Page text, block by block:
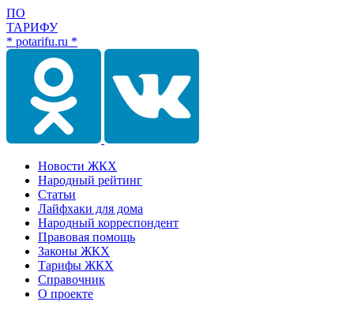
ПО
ТАРИФУ
* potarifu.ru *
Новости ЖКХ
Народный рейтинг
Статьи
Лайфхаки для дома
Народный корреспондент
Правовая помощь
Законы ЖКХ
Тарифы ЖКХ
Справочник
О проекте